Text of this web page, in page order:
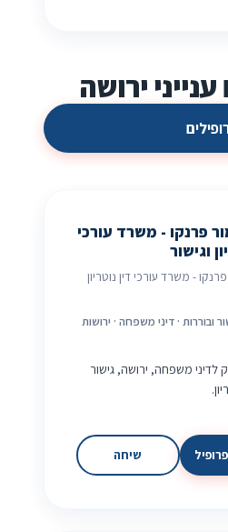
ירושה
פרנקו - משרד עורכי
וגישור
- משרד עורכי דין נוטריון
ובוררות · דיני משפחה · ירושות
לדיני משפחה, ירושה, גישור
שיחה